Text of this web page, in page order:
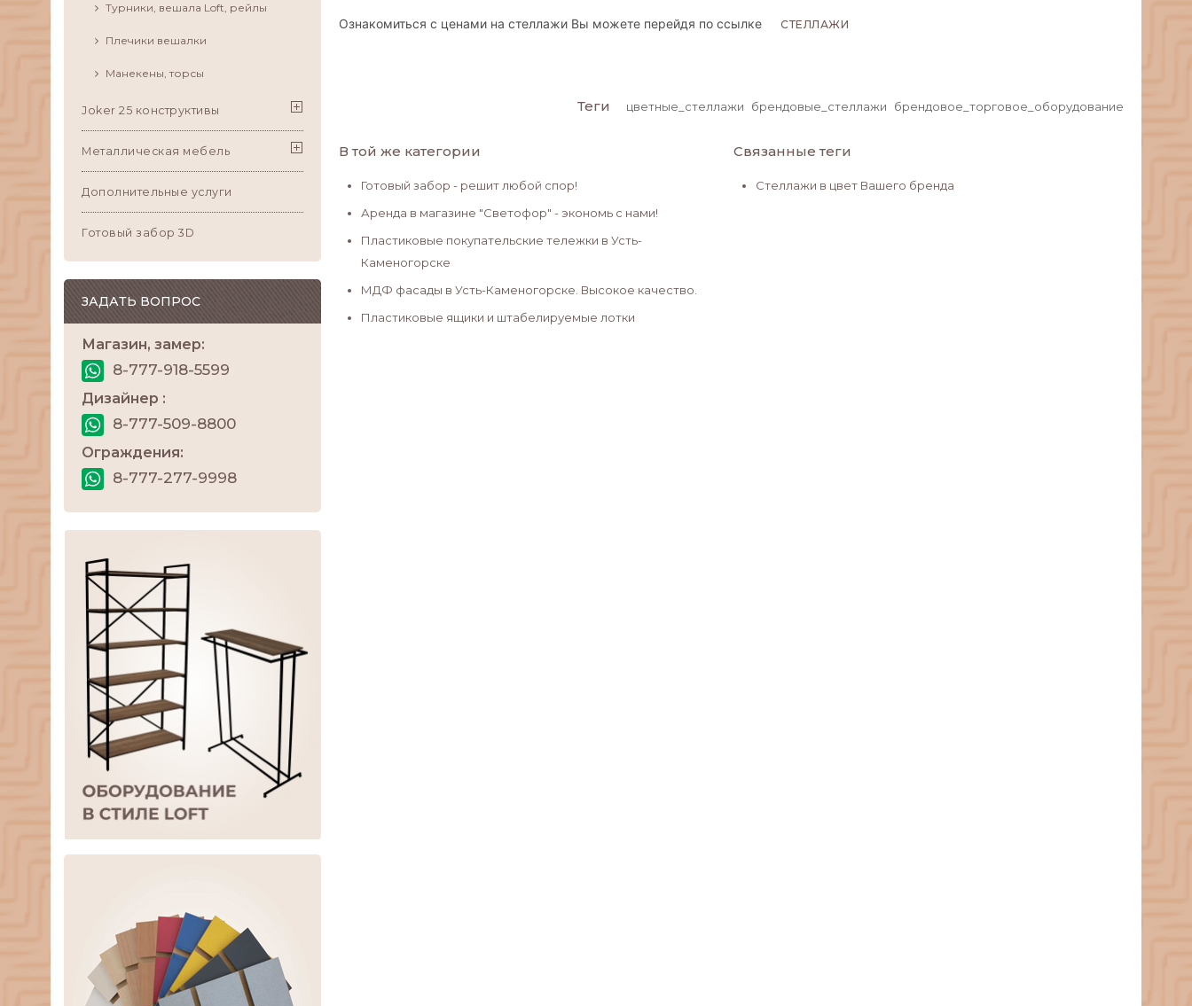
Турники, вешала Loft, рейлы
Плечики вешалки
Манекены, торсы
Joker 25 конструктивы
Металлическая мебель
Дополнительные услуги
Готовый забор 3D
ЗАДАТЬ ВОПРОС
Магазин, замер:
8-777-918-5599
Дизайнер :
8-777-509-8800
Ограждения:
8-777-277-9998
Ознакомиться с ценами на стеллажи Вы можете перейдя по ссылке СТЕЛЛАЖИ
Теги цветные_стеллажи брендовые_стеллажи брендовое_торговое_оборудование
В той же категории
Готовый забор - решит любой спор!
Аренда в магазине "Светофор" - экономь с нами!
Пластиковые покупательские тележки в Усть-
Каменогорске
МДФ фасады в Усть-Каменогорске. Высокое качество.
Пластиковые ящики и штабелируемые лотки
Связанные теги
Стеллажи в цвет Вашего бренда